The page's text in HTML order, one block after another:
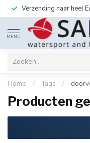
Verzending naar heel
MENU
Home / Tags /
Producten